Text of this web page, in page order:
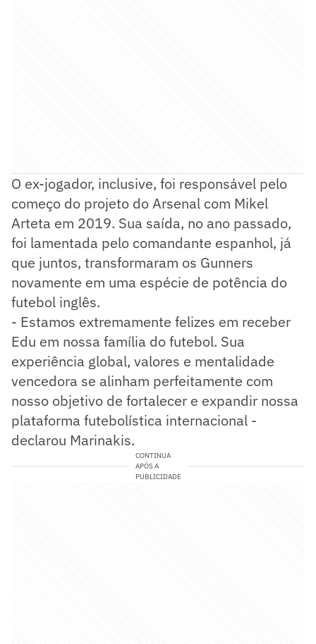
O ex-jogador, inclusive, foi responsável pelo
começo do projeto do Arsenal com Mikel
Arteta em 2019. Sua saída, no ano passado,
foi lamentada pelo comandante espanhol, já
que juntos, transformaram os Gunners
novamente em uma espécie de potência do
futebol inglês.
- Estamos extremamente felizes em receber
Edu em nossa família do futebol. Sua
experiência global, valores e mentalidade
vencedora se alinham perfeitamente com
nosso objetivo de fortalecer e expandir nossa
plataforma futebolística internacional -
declarou Marinakis.
CONTINUA
APÓS A
PUBLICIDADE